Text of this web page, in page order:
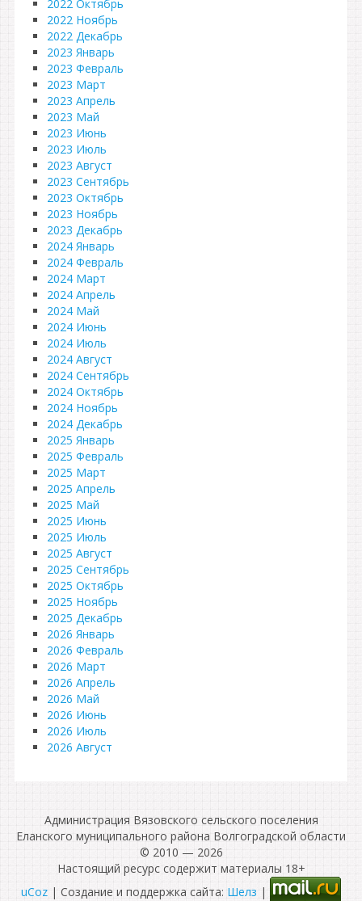
2022 Октябрь
2022 Ноябрь
2022 Декабрь
2023 Январь
2023 Февраль
2023 Март
2023 Апрель
2023 Май
2023 Июнь
2023 Июль
2023 Август
2023 Сентябрь
2023 Октябрь
2023 Ноябрь
2023 Декабрь
2024 Январь
2024 Февраль
2024 Март
2024 Апрель
2024 Май
2024 Июнь
2024 Июль
2024 Август
2024 Сентябрь
2024 Октябрь
2024 Ноябрь
2024 Декабрь
2025 Январь
2025 Февраль
2025 Март
2025 Апрель
2025 Май
2025 Июнь
2025 Июль
2025 Август
2025 Сентябрь
2025 Октябрь
2025 Ноябрь
2025 Декабрь
2026 Январь
2026 Февраль
2026 Март
2026 Апрель
2026 Май
2026 Июнь
2026 Июль
2026 Август
Администрация Вязовского сельского поселения
Еланского муниципального района Волгоградской области
© 2010 — 2026
Настоящий ресурс содержит материалы 18+
uCoz | Создание и поддержка сайта: Шелз |